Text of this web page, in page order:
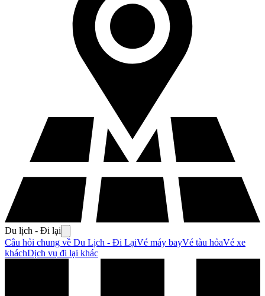
Du lịch - Đi lại
Câu hỏi chung về Du Lịch - Đi LạiVé máy bayVé tàu hỏaVé xe
kháchDịch vụ đi lại khác